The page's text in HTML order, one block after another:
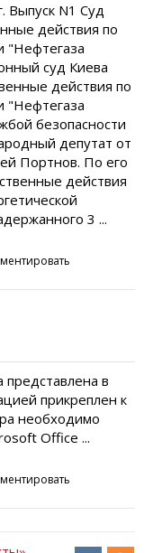
Выпуск N1 Суд
действия по
"Нефтегаза
суд Киева
действия по
"Нефтегаза
безопасности
депутат от
Портнов. По его
действия
3 ...
в
прикреплен к
необходимо
Office ...